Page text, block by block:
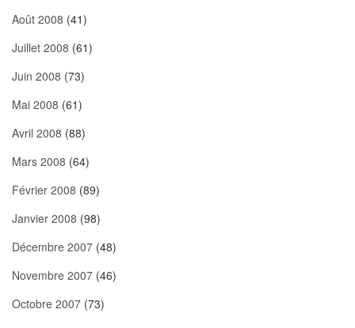
Août 2008 (41)
Juillet 2008 (61)
Juin 2008 (73)
Mai 2008 (61)
Avril 2008 (88)
Mars 2008 (64)
Février 2008 (89)
Janvier 2008 (98)
Décembre 2007 (48)
Novembre 2007 (46)
Octobre 2007 (73)